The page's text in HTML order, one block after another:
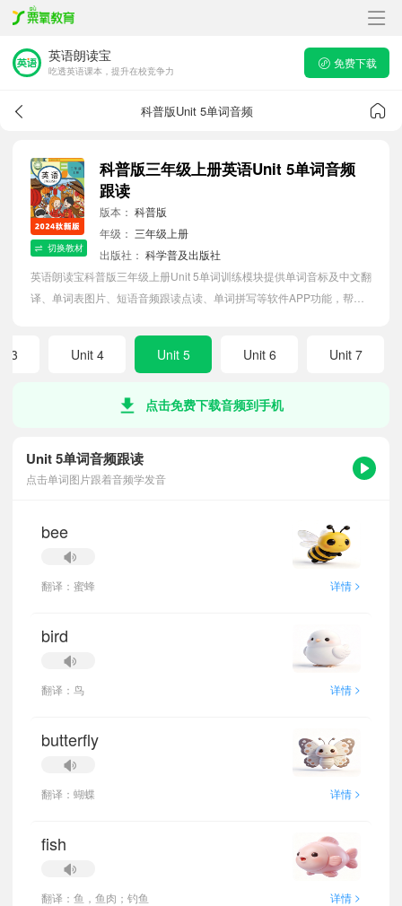
英语朗读宝
吃透英语课本，提升在校竞争力
免费下载
科普版Unit 5单词音频
切换教材
科普版三年级上册英语Unit 5单词音频
跟读
版本： 科普版
年级： 三年级上册
出版社： 科学普及出版社
英语朗读宝科普版三年级上册Unit 5单词训练模块提供单词音标及中文翻
译、单词表图片、短语音频跟读点读、单词拼写等软件APP功能，帮助
3 Unit 4 Unit 5 Unit 6 Unit 7
点击免费下载音频到手机
Unit 5单词音频跟读
点击单词图片跟着音频学发音
bee
翻译：蜜蜂 详情 >
bird
翻译：鸟 详情 >
butterfly
翻译：蝴蝶 详情 >
fish
翻译：鱼，鱼肉；钓鱼 详情 >